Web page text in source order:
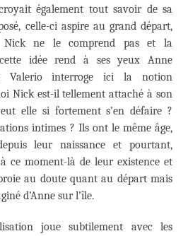
également tout savoir de sa
celle-ci aspire au grand départ,
Nick ne le comprend pas et la
idée rend à ses yeux Anne
Valerio interroge ici la notion
Nick est-il tellement attaché à son
elle si fortement s’en défaire ?
intimes ? Ils ont le même âge,
leur naissance et pourtant,
ce moment-là de leur existence et
au doute quant au départ mais
d’Anne sur l’île.
joue subtilement avec les